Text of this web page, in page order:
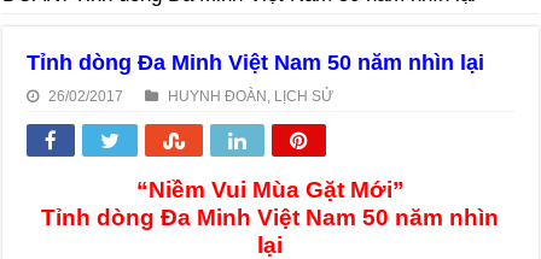
Tỉnh dòng Đa Minh Việt Nam 50 năm nhìn lại
26/02/2017 HUYNH ĐOÀN LỊCH SỬ
“Niềm Vui Mùa Gặt Mới”
Tỉnh dòng Đa Minh Việt Nam 50 năm nhìn
lại